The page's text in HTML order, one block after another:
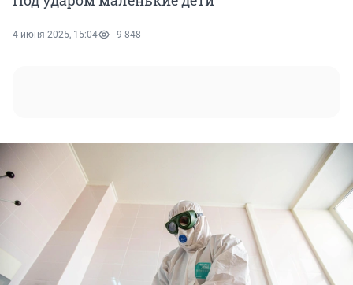
4 июня 2025, 15:04 9 848